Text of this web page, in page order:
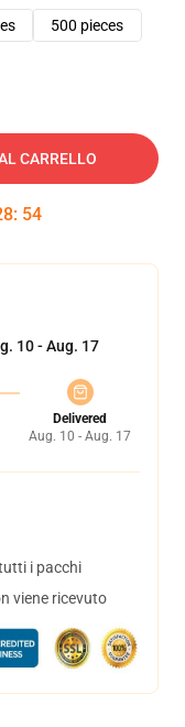
500 pieces
CARRELLO
: 53
10 - Aug. 17
Delivered
Aug. 10 - Aug. 17
i pacchi
viene ricevuto